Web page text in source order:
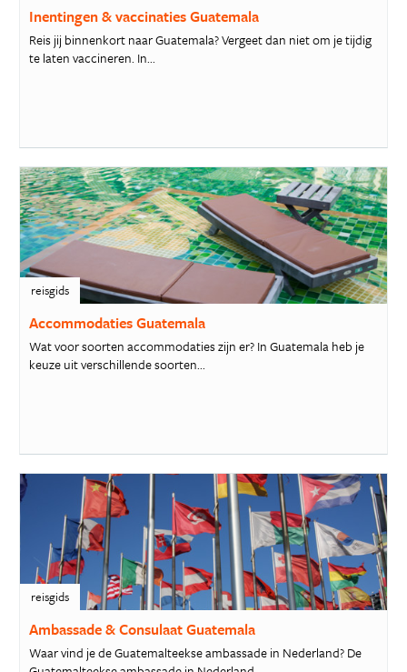
Inentingen & vaccinaties Guatemala
Reis jij binnenkort naar Guatemala? Vergeet dan niet om je tijdig
te laten vaccineren. In...
reisgids
Accommodaties Guatemala
Wat voor soorten accommodaties zijn er? In Guatemala heb je
keuze uit verschillende soorten...
reisgids
Ambassade & Consulaat Guatemala
Waar vind je de Guatemalteekse ambassade in Nederland? De